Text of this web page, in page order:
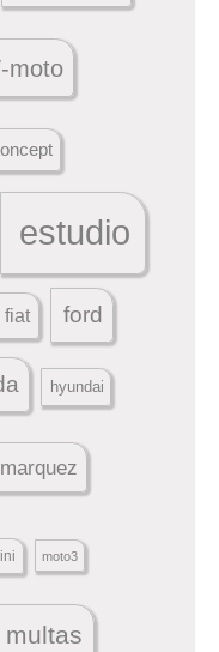
moto
estudio
fiat ford
hyundai
moto3
multas